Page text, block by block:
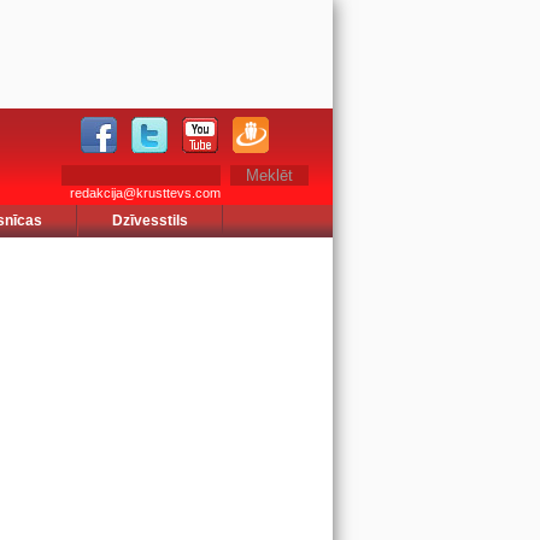
redakcija@krusttevs.com
Dzīvesstils